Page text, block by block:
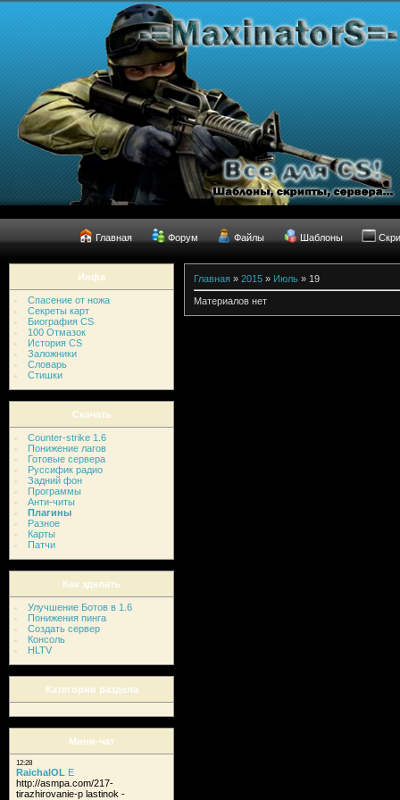
Главная Форум Файлы Шаблоны
Инфа
Спасение от ножа
Секреты карт
Биография CS
100 Отмазок
История CS
Заложники
Словарь
Стишки
Скачать
Counter-strike 1.6
Понижение лагов
Готовые сервера
Руссифик радио
Задний фон
Программы
Анти-читы
Плагины
Разное
Карты
Патчи
Как зделать
Улучшение Ботов в 1.6
Понижения пинга
Создать сервер
Консоль
HLTV
Категории раздела
Мини-чат
Главная » 2015 » Июль » 19
Материалов нет